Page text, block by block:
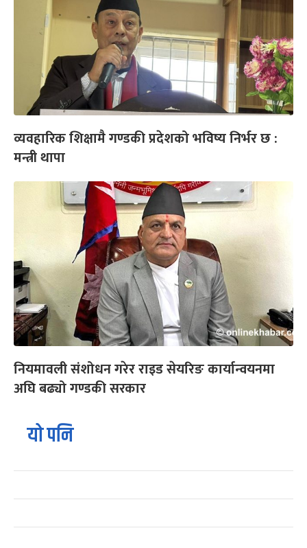
व्यवहारिक शिक्षामै गण्डकी प्रदेशको भविष्य निर्भर छ :
मन्त्री थापा
नियमावली संशोधन गरेर राइड सेयरिङ कार्यान्वयनमा
अघि बढ्यो गण्डकी सरकार
यो पनि